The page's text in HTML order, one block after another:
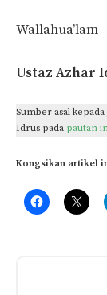
Wallahua’lam
Ustaz Azhar
Sumber asal
Idrus pada pautan
Kongsikan artikel